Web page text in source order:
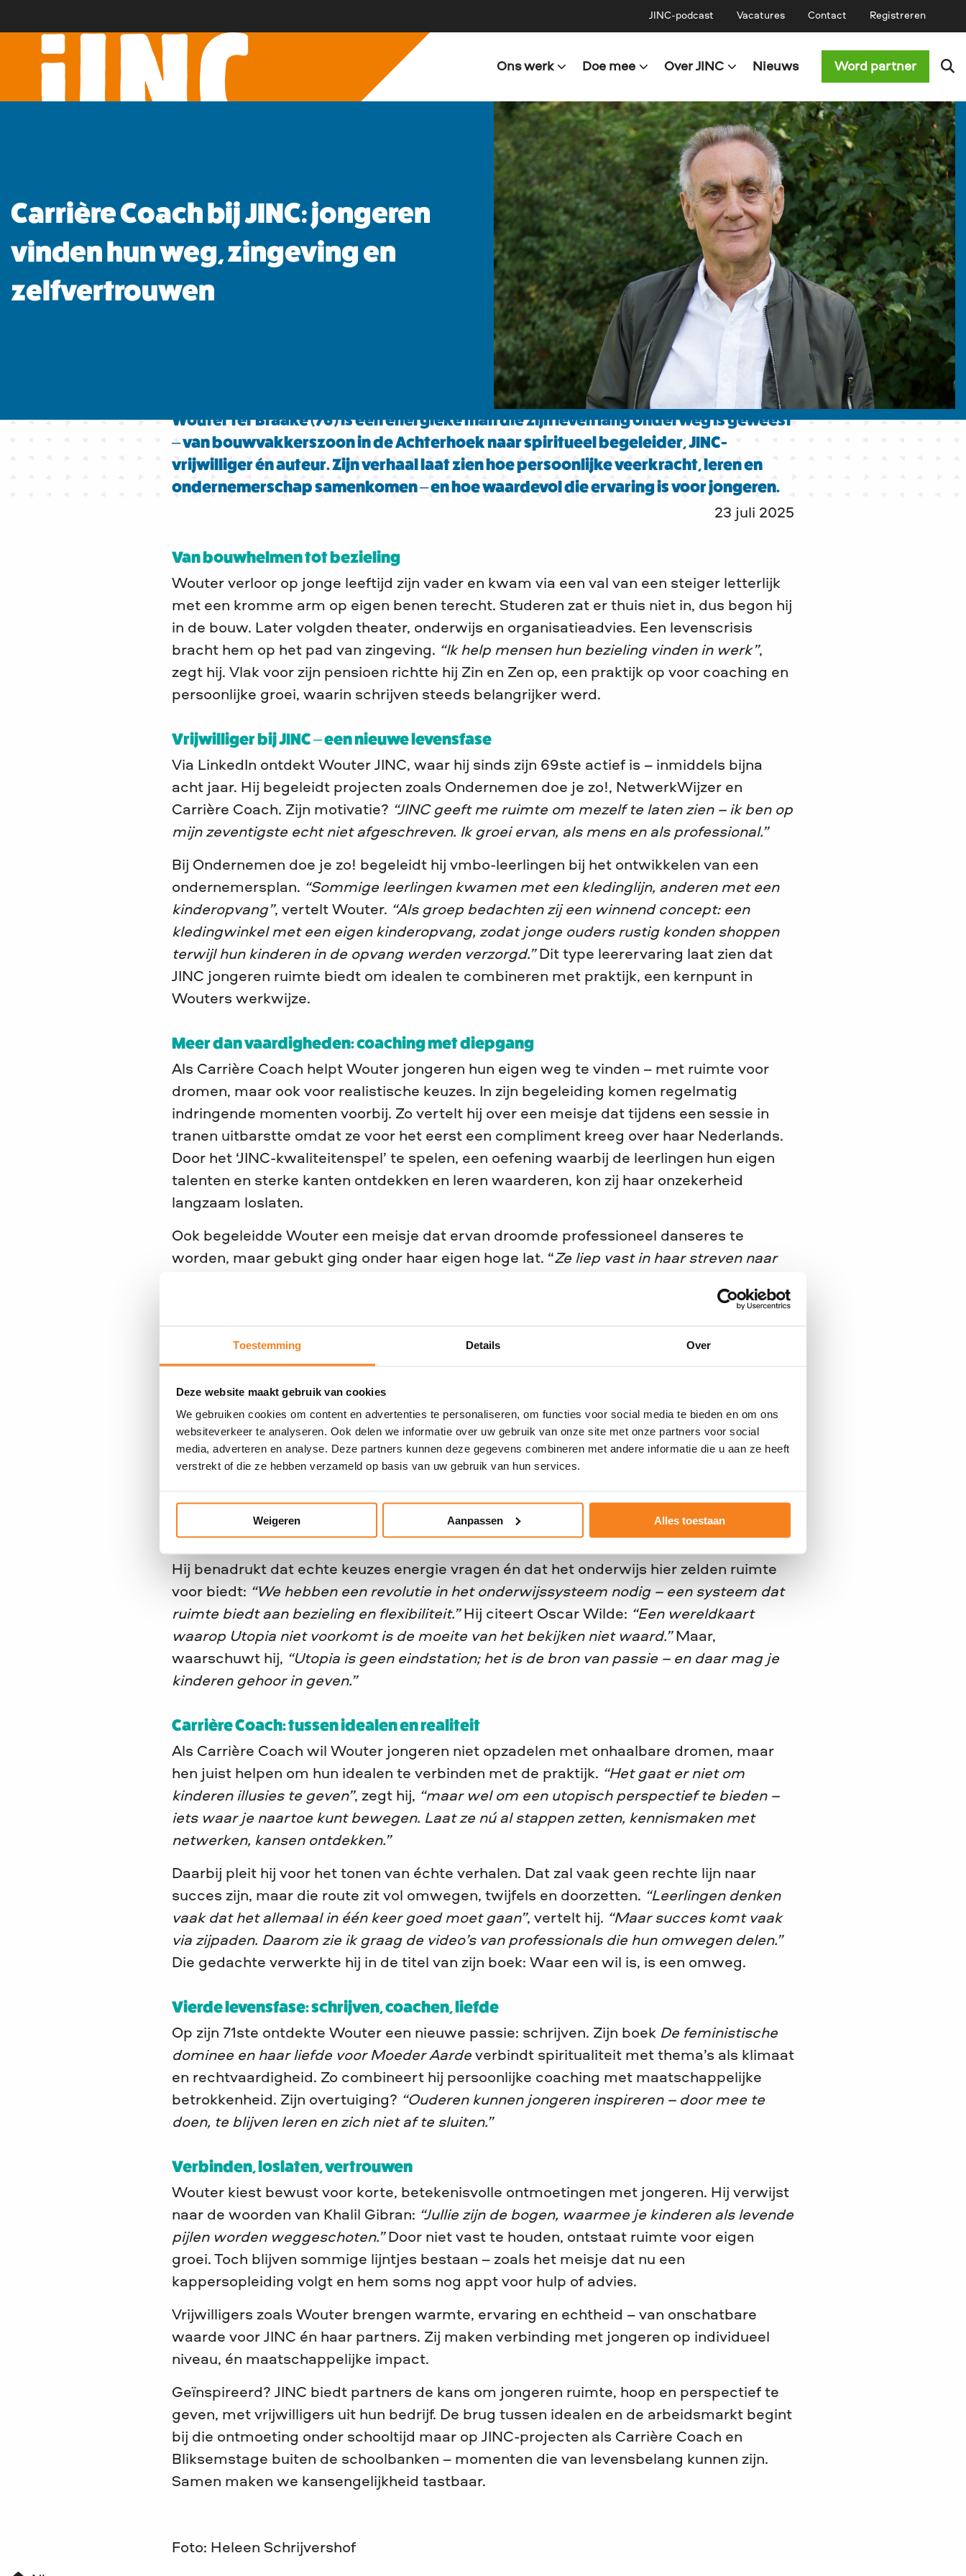
Toestemming Details Over
Deze website maakt gebruik van cookies
We gebruiken cookies om content en advertenties te personaliseren, om functies voor social media te bieden en om ons
websiteverkeer te analyseren. Ook delen we informatie over uw gebruik van onze site met onze partners voor social
media, adverteren en analyse. Deze partners kunnen deze gegevens combineren met andere informatie die u aan ze heeft
verstrekt of die ze hebben verzameld op basis van uw gebruik van hun services.
Weigeren Aanpassen Alles toestaan
JINC-podcast Vacatures Contact Registreren
Ons werk Doe mee Over JINC Nieuws Word partner
Carrière Coach bij JINC: jongeren
vinden hun weg, zingeving en
zelfvertrouwen
Wouter ter Braake (76) is een energieke man die zijn leven lang onderweg is geweest
– van bouwvakkerszoon in de Achterhoek naar spiritueel begeleider, JINC-
vrijwilliger én auteur. Zijn verhaal laat zien hoe persoonlijke veerkracht, leren en
ondernemerschap samenkomen – en hoe waardevol die ervaring is voor jongeren.
23 juli 2025
Van bouwhelmen tot bezieling
Wouter verloor op jonge leeftijd zijn vader en kwam via een val van een steiger letterlijk
met een kromme arm op eigen benen terecht. Studeren zat er thuis niet in, dus begon hij
in de bouw. Later volgden theater, onderwijs en organisatieadvies. Een levenscrisis
bracht hem op het pad van zingeving. “Ik help mensen hun bezieling vinden in werk”,
zegt hij. Vlak voor zijn pensioen richtte hij Zin en Zen op, een praktijk op voor coaching en
persoonlijke groei, waarin schrijven steeds belangrijker werd.
Vrijwilliger bij JINC – een nieuwe levensfase
Via LinkedIn ontdekt Wouter JINC, waar hij sinds zijn 69ste actief is – inmiddels bijna
acht jaar. Hij begeleidt projecten zoals Ondernemen doe je zo!, NetwerkWijzer en
Carrière Coach. Zijn motivatie? “JINC geeft me ruimte om mezelf te laten zien – ik ben op
mijn zeventigste echt niet afgeschreven. Ik groei ervan, als mens en als professional.”
Bij Ondernemen doe je zo! begeleidt hij vmbo-leerlingen bij het ontwikkelen van een
ondernemersplan. “Sommige leerlingen kwamen met een kledinglijn, anderen met een
kinderopvang”, vertelt Wouter. “Als groep bedachten zij een winnend concept: een
kledingwinkel met een eigen kinderopvang, zodat jonge ouders rustig konden shoppen
terwijl hun kinderen in de opvang werden verzorgd.”Dit type leerervaring laat zien dat
JINC jongeren ruimte biedt om idealen te combineren met praktijk, een kernpunt in
Wouters werkwijze.
Meer dan vaardigheden: coaching met diepgang
Als Carrière Coach helpt Wouter jongeren hun eigen weg te vinden – met ruimte voor
dromen, maar ook voor realistische keuzes. In zijn begeleiding komen regelmatig
indringende momenten voorbij. Zo vertelt hij over een meisje dat tijdens een sessie in
tranen uitbarstte omdat ze voor het eerst een compliment kreeg over haar Nederlands.
Door het ‘JINC-kwaliteitenspel’ te spelen, een oefening waarbij de leerlingen hun eigen
talenten en sterke kanten ontdekken en leren waarderen, kon zij haar onzekerheid
langzaam loslaten.
Ook begeleidde Wouter een meisje dat ervan droomde professioneel danseres te
worden, maar gebukt ging onder haar eigen hoge lat. “Ze liep vast in haar streven naar
faalangst, perfectionisme en zelfvertrouwen, leerde ze haar ambitie te omarmen zonder
zichzelf te veroordelen.“Ik zie vaak dat jongeren denken dat het óf perfect moet, óf
mislukt is. Dan laat ik zien dat juist groei zit in proberen, bijstellen, doorgaan.”
Daarnaast begeleidde hij een jong talent dat stond voor een moeilijke keuze tussen een
dansopleiding en de studie verpleegkunde. Wouter begeleidt zonder te sturen, maar zet
aan tot zelfreflectie.“Ik zeg dan vaak met een knipoog: ‘Pak die passie, maar vergeet je
tussen hart en hoofd.
“Wie zijn talenten én de realiteit serieus neemt, staat sterker in het
leven.”
Hij benadrukt dat echte keuzes energie vragen én dat het onderwijs hier zelden ruimte
voor biedt: “We hebben een revolutie in het onderwijssysteem nodig – een systeem dat
ruimte biedt aan bezieling en flexibiliteit.”Hij citeert Oscar Wilde: “Een wereldkaart
waarop Utopia niet voorkomt is de moeite van het bekijken niet waard.”Maar,
waarschuwt hij, “Utopia is geen eindstation; het is de bron van passie – en daar mag je
kinderen gehoor in geven.”
Carrière Coach: tussen idealen en realiteit
Als Carrière Coach wil Wouter jongeren niet opzadelen met onhaalbare dromen, maar
hen juist helpen om hun idealen te verbinden met de praktijk. “Het gaat er niet om
kinderen illusies te geven”, zegt hij, “maar wel om een utopisch perspectief te bieden –
iets waar je naartoe kunt bewegen. Laat ze nú al stappen zetten, kennismaken met
netwerken, kansen ontdekken.”
Daarbij pleit hij voor het tonen van échte verhalen. Dat zal vaak geen rechte lijn naar
succes zijn, maar die route zit vol omwegen, twijfels en doorzetten. “Leerlingen denken
vaak dat het allemaal in één keer goed moet gaan”, vertelt hij. “Maar succes komt vaak
via zijpaden. Daarom zie ik graag de video’s van professionals die hun omwegen delen.”
Die gedachte verwerkte hij in de titel van zijn boek: Waar een wil is, is een omweg.
Vierde levensfase: schrijven, coachen, liefde
Op zijn 71ste ontdekte Wouter een nieuwe passie: schrijven. Zijn boek De feministische
dominee en haar liefde voor Moeder Aarde verbindt spiritualiteit met thema’s als klimaat
en rechtvaardigheid. Zo combineert hij persoonlijke coaching met maatschappelijke
betrokkenheid. Zijn overtuiging? “Ouderen kunnen jongeren inspireren – door mee te
doen, te blijven leren en zich niet af te sluiten.”
Verbinden, loslaten, vertrouwen
Wouter kiest bewust voor korte, betekenisvolle ontmoetingen met jongeren. Hij verwijst
naar de woorden van Khalil Gibran: “Jullie zijn de bogen, waarmee je kinderen als levende
pijlen worden weggeschoten.”Door niet vast te houden, ontstaat ruimte voor eigen
groei. Toch blijven sommige lijntjes bestaan – zoals het meisje dat nu een
kappersopleiding volgt en hem soms nog appt voor hulp of advies.
Vrijwilligers zoals Wouter brengen warmte, ervaring en echtheid – van onschatbare
waarde voor JINC én haar partners. Zij maken verbinding met jongeren op individueel
niveau, én maatschappelijke impact.
Geïnspireerd? JINC biedt partners de kans om jongeren ruimte, hoop en perspectief te
geven, met vrijwilligers uit hun bedrijf. De brug tussen idealen en de arbeidsmarkt begint
bij die ontmoeting onder schooltijd maar op JINC-projecten als Carrière Coach en
Bliksemstage buiten de schoolbanken – momenten die van levensbelang kunnen zijn.
Samen maken we kansengelijkheid tastbaar.
Foto: Heleen Schrijvershof